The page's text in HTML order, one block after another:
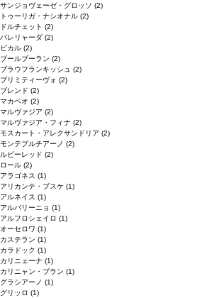
サンジョヴェーゼ・グロッソ (2)
トゥーリガ・ナシオナル (2)
ドルチェット (2)
パレリャーダ (2)
ビカル (2)
ブールブーラン (2)
ブラウフランキッシュ (2)
プリミティーヴォ (2)
ブレンド (2)
マカベオ (2)
マルヴァジア (2)
マルヴァジア・フィナ (2)
モスカート・アレクサンドリア (2)
モンテプルチアーノ (2)
ルビーレッド (2)
ロール (2)
アラゴネス (1)
アリカンテ・ブスケ (1)
アルネイス (1)
アルバリーニョ (1)
アルフロシェイロ (1)
オーセロワ (1)
カステラン (1)
カラドック (1)
カリニェーナ (1)
カリニャン・ブラン (1)
グラシアーノ (1)
グリッロ (1)